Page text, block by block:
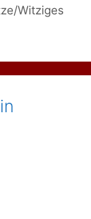
Witziges